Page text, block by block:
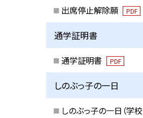
出席停止解除願 PDF
通学証明書
通学証明書 PDF
しのぶっ子の一日
しのぶっ子の一日（学校